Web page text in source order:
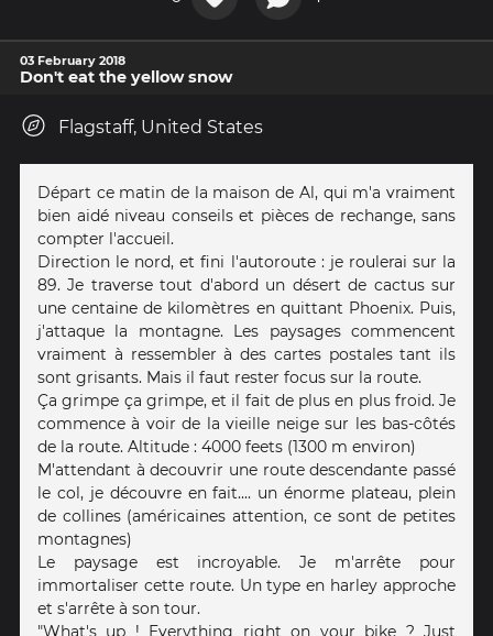
03 February 2018
Don't eat the yellow snow
Flagstaff, United States
Départ ce matin de la maison de Al, qui m'a vraiment
bien aidé niveau conseils et pièces de rechange, sans
compter l'accueil.
Direction le nord, et fini l'autoroute : je roulerai sur la
89. Je traverse tout d'abord un désert de cactus sur
une centaine de kilomètres en quittant Phoenix. Puis,
j'attaque la montagne. Les paysages commencent
vraiment à ressembler à des cartes postales tant ils
sont grisants. Mais il faut rester focus sur la route.
Ça grimpe ça grimpe, et il fait de plus en plus froid. Je
commence à voir de la vieille neige sur les bas-côtés
de la route. Altitude : 4000 feets (1300 m environ)
M'attendant à decouvrir une route descendante passé
le col, je découvre en fait.... un énorme plateau, plein
de collines (américaines attention, ce sont de petites
montagnes)
Le paysage est incroyable. Je m'arrête pour
immortaliser cette route. Un type en harley approche
et s'arrête à son tour.
"What's up ! Everything right on your bike ? Just